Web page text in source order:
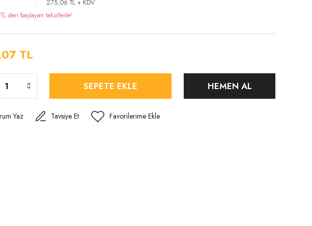
275,06 TL + KDV
den başlayan taksitlerle!
TL
SEPETE EKLE HEMEN AL
Yaz Tavsiye Et